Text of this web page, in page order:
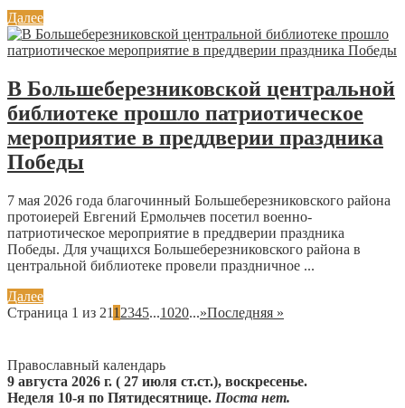
Далее
В Большеберезниковской центральной
библиотеке прошло патриотическое
мероприятие в преддверии праздника
Победы
7 мая 2026 года благочинный Большеберезниковского района
протоиерей Евгений Ермольчев посетил военно-
патриотическое мероприятие в преддверии праздника
Победы. Для учащихся Большеберезниковского района в
центральной библиотеке провели праздничное ...
Далее
Страница 1 из 211 2345...1020...»Последняя »
Православный календарь
9 августа 2026 г. ( 27 июля ст.ст.), воскресенье.
Неделя 10-я по Пятидесятнице. Поста нет.